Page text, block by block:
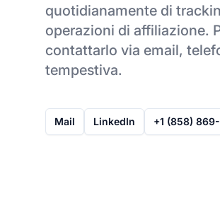
quotidianamente di
operazioni di affiliazione.
contattarlo via email,
tempestiva.
Mail LinkedIn +1 (858)